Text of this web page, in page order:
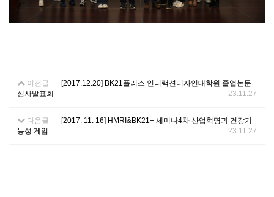
이전글
[2017.12.20] BK21플러스 인터랙션디자인대학원 졸업논문
심사발표회
23.11.27
다음글
[2017. 11. 16] HMRI&BK21+ 세미나4차 산업혁명과 건강기
능성 게임
23.11.27